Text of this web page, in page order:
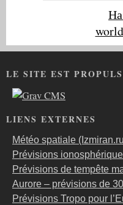
LE SITE EST
LIENS EXTERNES
Météo spatiale
Prévisions
Prévisions de tempête
Aurore – prévisions de
Prévisions Tropo pour